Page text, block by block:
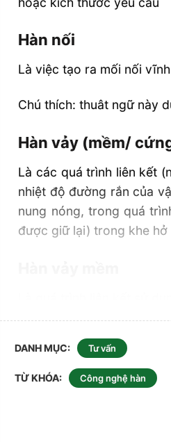
Hàn nối
Là việc tạo ra mối nối
Chú thích: thuât ngữ này
Hàn vảy (mềm/
Là các quá trình liên kết
nhiệt độ đường rắn của
nung nóng, trong quá
được giữ lại) trong khe
Hàn vảy cứng
Là quá trình liên kết sử
DANH MỤC Tư vấn
TỪ KHÓA Công nghệ hàn